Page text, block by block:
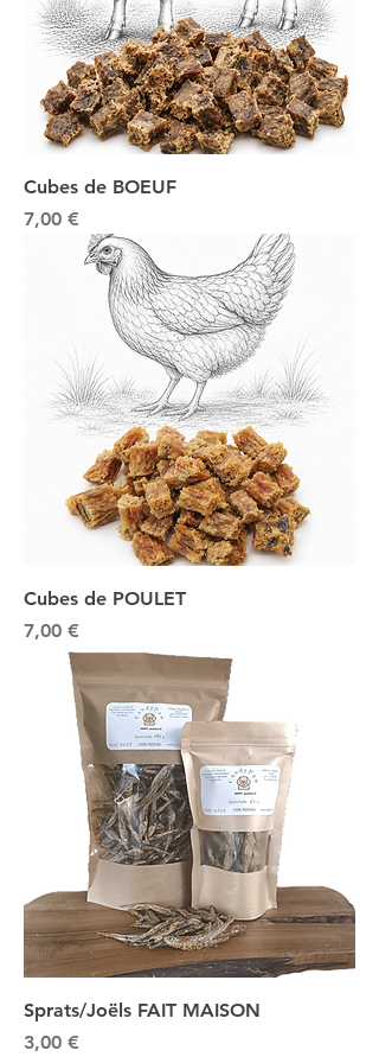
Cubes de BOEUF
Prix
7,00 €
Cubes de POULET
Prix
7,00 €
Sprats/Joëls FAIT MAISON
Prix
3,00 €